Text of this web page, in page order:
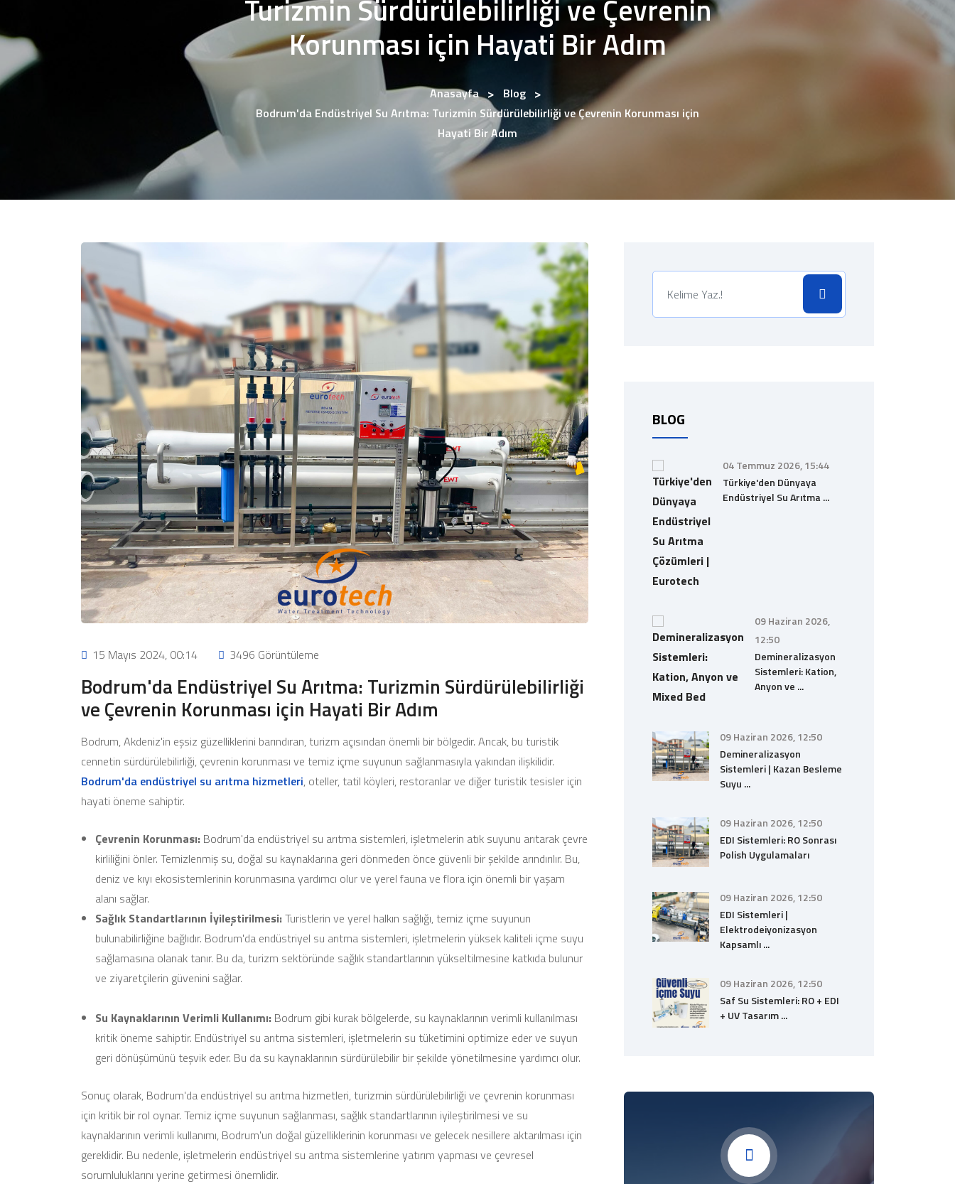
Turizmin Sürdürülebilirliği ve Çevrenin
Korunması için Hayati Bir Adım
Anasayfa
Blog
Bodrum'da Endüstriyel Su Arıtma: Turizmin Sürdürülebilirliği ve Çevrenin Korunması için
Hayati Bir Adım
15 Mayıs 2024, 00:14 3496 Görüntüleme
Bodrum'da Endüstriyel Su Arıtma: Turizmin Sürdürülebilirliği
ve Çevrenin Korunması için Hayati Bir Adım
Bodrum, Akdeniz'in eşsiz güzelliklerini barındıran, turizm açısından önemli bir bölgedir. Ancak, bu turistik
cennetin sürdürülebilirliği, çevrenin korunması ve temiz içme suyunun sağlanmasıyla yakından ilişkilidir.
Bodrum'da endüstriyel su arıtma hizmetleri, oteller, tatil köyleri, restoranlar ve diğer turistik tesisler için
hayati öneme sahiptir.
Çevrenin Korunması: Bodrum'da endüstriyel su arıtma sistemleri, işletmelerin atık suyunu arıtarak çevre
kirliliğini önler. Temizlenmiş su, doğal su kaynaklarına geri dönmeden önce güvenli bir şekilde arındırılır. Bu,
deniz ve kıyı ekosistemlerinin korunmasına yardımcı olur ve yerel fauna ve flora için önemli bir yaşam
alanı sağlar.
Sağlık Standartlarının İyileştirilmesi:Turistlerin ve yerel halkın sağlığı, temiz içme suyunun
bulunabilirliğine bağlıdır. Bodrum'da endüstriyel su arıtma sistemleri, işletmelerin yüksek kaliteli içme suyu
sağlamasına olanak tanır. Bu da, turizm sektöründe sağlık standartlarının yükseltilmesine katkıda bulunur
ve ziyaretçilerin güvenini sağlar.
Su Kaynaklarının Verimli Kullanımı: Bodrum gibi kurak bölgelerde, su kaynaklarının verimli kullanılması
kritik öneme sahiptir. Endüstriyel su arıtma sistemleri, işletmelerin su tüketimini optimize eder ve suyun
geri dönüşümünü teşvik eder. Bu da su kaynaklarının sürdürülebilir bir şekilde yönetilmesine yardımcı olur.
Sonuç olarak, Bodrum'da endüstriyel su arıtma hizmetleri, turizmin sürdürülebilirliği ve çevrenin korunması
için kritik bir rol oynar. Temiz içme suyunun sağlanması, sağlık standartlarının iyileştirilmesi ve su
kaynaklarının verimli kullanımı, Bodrum'un doğal güzelliklerinin korunması ve gelecek nesillere aktarılması için
gereklidir. Bu nedenle, işletmelerin endüstriyel su arıtma sistemlerine yatırım yapması ve çevresel
sorumluluklarını yerine getirmesi önemlidir.
BLOG
04 Temmuz 2026, 15:44
Türkiye'den Dünyaya
Endüstriyel Su Arıtma ...
09 Haziran 2026,
12:50
Demineralizasyon
Sistemleri: Kation,
Anyon ve ...
09 Haziran 2026, 12:50
Demineralizasyon
Sistemleri | Kazan Besleme
Suyu ...
09 Haziran 2026, 12:50
EDI Sistemleri: RO Sonrası
Polish Uygulamaları
09 Haziran 2026, 12:50
EDI Sistemleri |
Elektrodeiyonizasyon
Kapsamlı ...
09 Haziran 2026, 12:50
Saf Su Sistemleri: RO + EDI
+ UV Tasarım ...